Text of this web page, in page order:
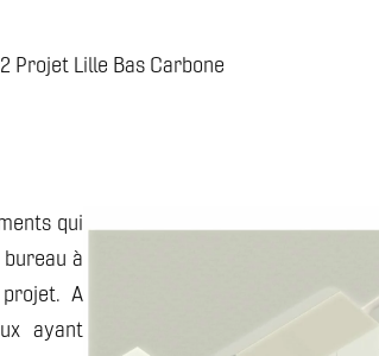
qui
à
A
ayant
Projet Lille Bas Carbone